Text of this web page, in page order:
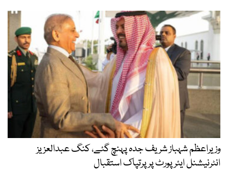
وزیراعظم شہباز شریف جدہ پہنچ گئے، کنگ عبدالعزیز
انٹرنیشنل ایئر پورٹ پر پرتپاک استقبال